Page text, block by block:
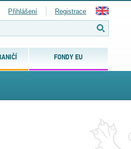
FONDY EU
Přihlášení Registrace